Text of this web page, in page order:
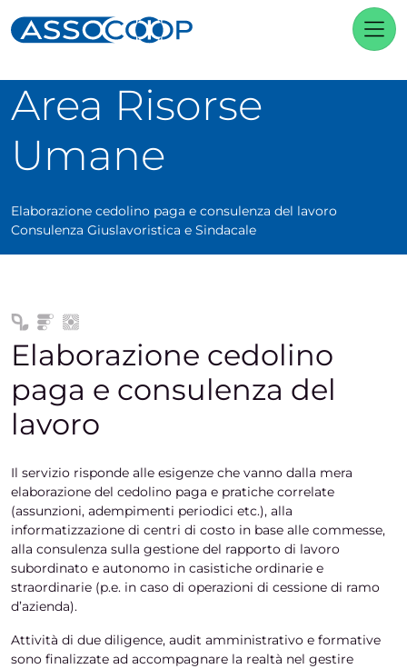
Navigazione principale
Area Risorse
Umane
Elaborazione cedolino paga e consulenza del lavoro
Consulenza Giuslavoristica e Sindacale
Elaborazione cedolino
paga e consulenza del
lavoro
Il servizio risponde alle esigenze che vanno dalla mera
elaborazione del cedolino paga e pratiche correlate
(assunzioni, adempimenti periodici etc.), alla
informatizzazione di centri di costo in base alle commesse,
alla consulenza sulla gestione del rapporto di lavoro
subordinato e autonomo in casistiche ordinarie e
straordinarie (p.e. in caso di operazioni di cessione di ramo
d’azienda).
Attività di due diligence, audit amministrativo e formative
sono finalizzate ad accompagnare la realtà nel gestire